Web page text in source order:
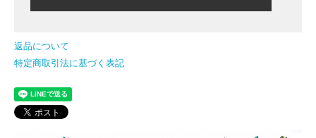
返品について
特定商取引法に基づく表記